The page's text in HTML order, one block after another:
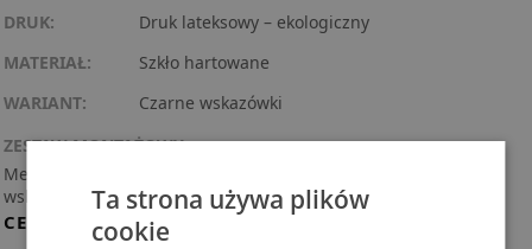
DRUK:
Druk lateksowy – ekologiczny
MATERIAŁ:
Szkło hartowane
WARIANT:
Czarne wskazówki
ZESTAW MONTAŻOWY:
Mechanizm kwarcowy z praktycznym zawieszeniem + 3
wskazówki (instrukcja montażu w zestawie).
CECHY PRODUKTU
Ta strona używa plików
cookie